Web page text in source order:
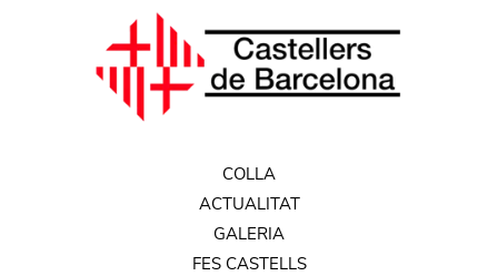
COLLA
ACTUALITAT
GALERIA
FES CASTELLS